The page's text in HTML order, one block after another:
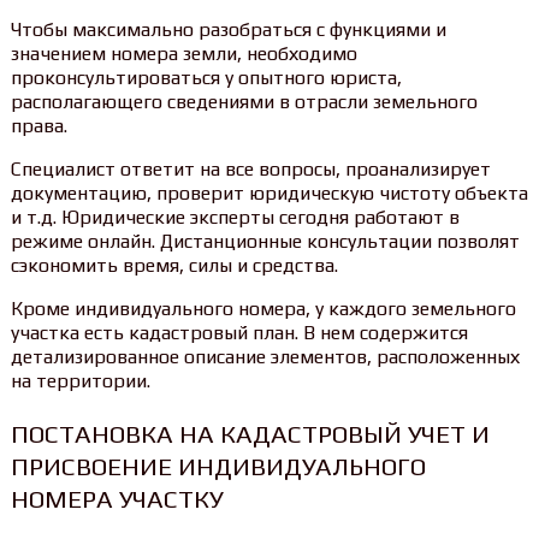
Чтобы максимально разобраться с функциями и
значением номера земли, необходимо
проконсультироваться у опытного юриста,
располагающего сведениями в отрасли земельного
права.
Специалист ответит на все вопросы, проанализирует
документацию, проверит юридическую чистоту объекта
и т.д. Юридические эксперты сегодня работают в
режиме онлайн. Дистанционные консультации позволят
сэкономить время, силы и средства.
Кроме индивидуального номера, у каждого земельного
участка есть кадастровый план. В нем содержится
детализированное описание элементов, расположенных
на территории.
ПОСТАНОВКА НА КАДАСТРОВЫЙ УЧЕТ И
ПРИСВОЕНИЕ ИНДИВИДУАЛЬНОГО
НОМЕРА УЧАСТКУ